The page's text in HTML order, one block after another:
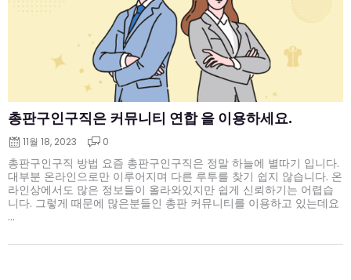
총판구인구직은 커뮤니티 연합 을 이용하세요.
11월 18, 2023 0
총판구인구직 방법 요즘 총판구인구직은 정말 하늘에 별따기 입니다.
대부분 온라인으로만 이루어지며 다른 루투를 찾기 쉽지 않습니다. 온
라인상에서도 많은 정보들이 올라와있지만 쉽게 신뢰하기는 어렵습
니다. 그렇게 때문에 많은분들인 총판 커뮤니티를 이용하고 있는데요
...